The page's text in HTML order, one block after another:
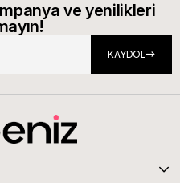
ve yenilikleri
KAYDOL